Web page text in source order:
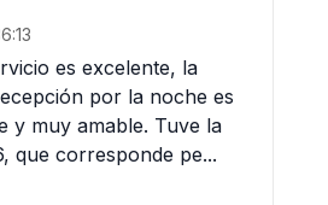
es excelente, la
por la noche es
y muy amable. Tuve la
que corresponde pe...